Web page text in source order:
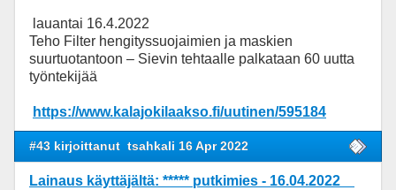
lauantai 16.4.2022
Teho Filter hengityssuojaimien ja maskien
suurtuotantoon – Sievin tehtaalle palkataan 60 uutta
työntekijää
https://www.kalajokilaakso.fi/uutinen/595184
#43 kirjoittanut tsahkali 16 Apr 2022
Lainaus käyttäjältä: ***** putkimies - 16.04.2022